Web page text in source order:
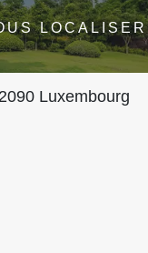
LOCALISER
2090 Luxembourg